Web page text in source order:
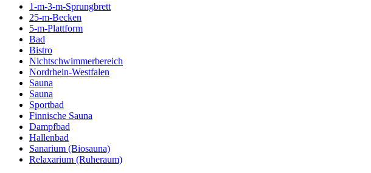
1-m-3-m-Sprungbrett
25-m-Becken
5-m-Plattform
Bad
Bistro
Nichtschwimmerbereich
Nordrhein-Westfalen
Sauna
Sauna
Sportbad
Finnische Sauna
Dampfbad
Hallenbad
Sanarium (Biosauna)
Relaxarium (Ruheraum)